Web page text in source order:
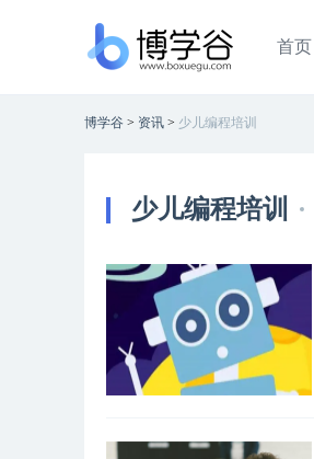
首页
博学谷 > 资讯 > 少儿编程培训
少儿编程培训